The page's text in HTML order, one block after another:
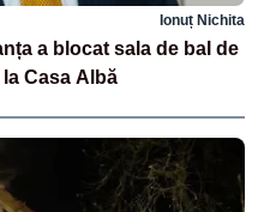
Ionuț Nichita
a blocat sala de bal de
Casa Albă